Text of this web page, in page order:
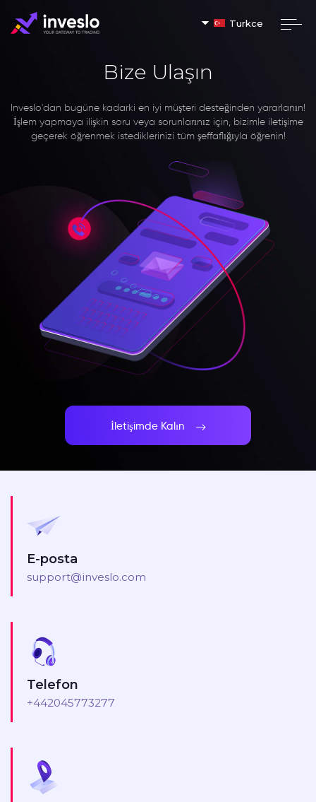
Turkce
Bize Ulaşın
Inveslo'dan bugüne kadarki en iyi müşteri desteğinden yararlanın!
İşlem yapmaya ilişkin soru veya sorunlarınız için, bizimle iletişime
geçerek öğrenmek istediklerinizi tüm şeffaflığıyla öğrenin!
İletişimde Kalın
E-posta
support@inveslo.com
Telefon
+442045773277